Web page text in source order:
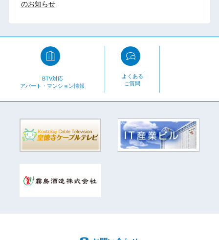
のお知らせ
BTV対応
アパート・マンション情報
よくある
ご質問